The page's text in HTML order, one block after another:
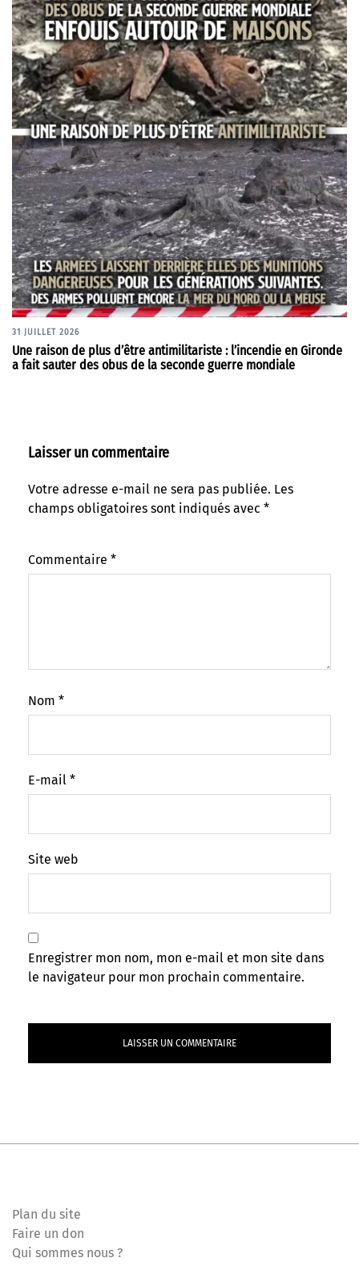
31 JUILLET 2026
Une raison de plus d’être antimilitariste : l’incendie en Gironde
a fait sauter des obus de la seconde guerre mondiale
Laisser un commentaire
Votre adresse e-mail ne sera pas publiée. Les
champs obligatoires sont indiqués avec *
Commentaire *
Nom *
E-mail *
Site web
Enregistrer mon nom, mon e-mail et mon site dans
le navigateur pour mon prochain commentaire.
Plan du site
Faire un don
Qui sommes nous ?